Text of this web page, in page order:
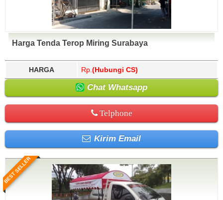
Harga Tenda Terop Miring Surabaya
HARGA Rp. (Hubungi CS)
Chat Whatsapp
Telphone
Kirim Email
BEST SELLER